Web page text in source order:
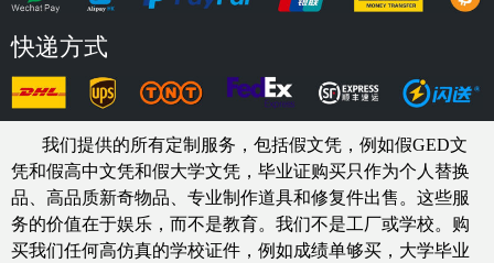
快递方式
我们提供的所有定制服务，包括假文凭，例如假GED文
凭和假高中文凭和假大学文凭， 毕业证购买只作为个人替换
品、高品质新奇物品、专业制作道具和修复件出售。这些服
务的价值在于娱乐，而不是教育。我们不是工厂或学校。购
买我们任何高仿真的学校证件，例如成绩单够买 ，大学毕业